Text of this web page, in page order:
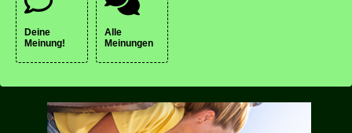
Deine
Meinung!
Alle
Meinungen